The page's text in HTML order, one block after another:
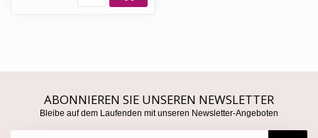
ABONNIEREN SIE UNSEREN NEWSLETTER
Bleibe auf dem Laufenden mit unseren Newsletter-Angeboten